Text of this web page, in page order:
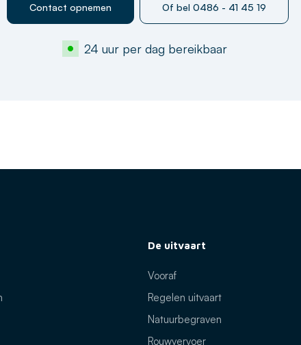
Contact opnemen Of bel 0486 - 41 45 19
24 uur per dag bereikbaar
De uitvaart
Vooraf
Regelen uitvaart
Natuurbegraven
Rouwvervoer